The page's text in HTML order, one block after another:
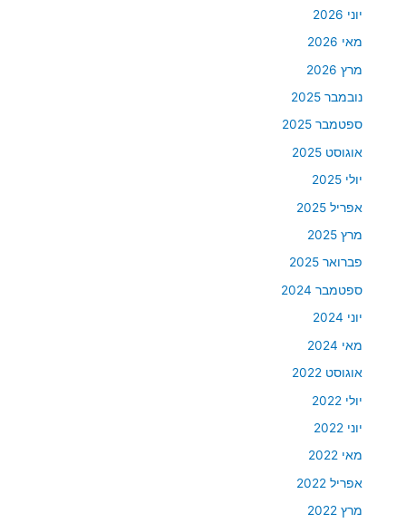
יוני 2026
מאי 2026
מרץ 2026
נובמבר 2025
ספטמבר 2025
אוגוסט 2025
יולי 2025
אפריל 2025
מרץ 2025
פברואר 2025
ספטמבר 2024
יוני 2024
מאי 2024
אוגוסט 2022
יולי 2022
יוני 2022
מאי 2022
אפריל 2022
מרץ 2022